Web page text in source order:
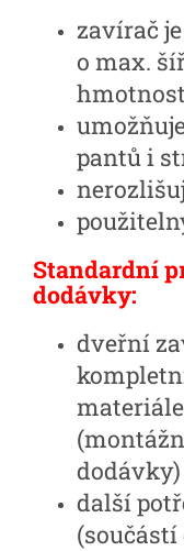
zavírač
o max.
pantů i
Standardní
dodávky:
dveřní
dodávky)
další